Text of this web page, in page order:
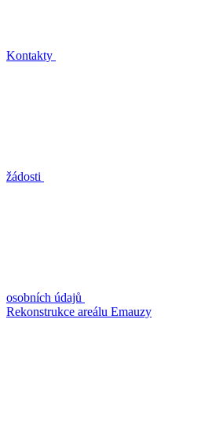
Kontakty
žádosti
osobních údajů
Rekonstrukce areálu Emauzy